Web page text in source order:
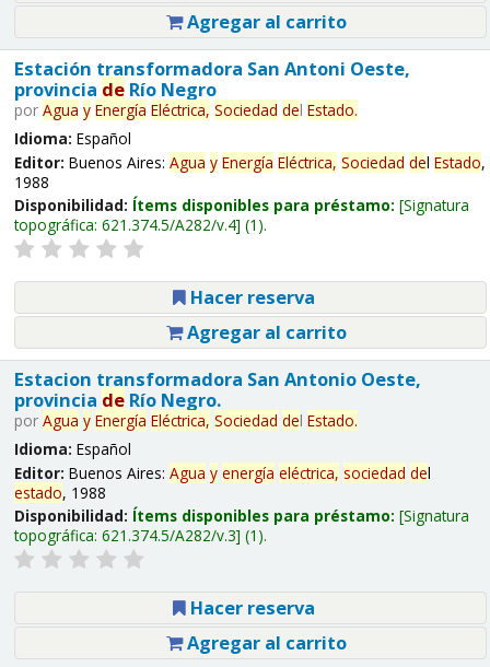
Agregar al carrito
Estación transformadora San Antoni Oeste,
provincia deRío Negro
por Agua y Energía Eléctrica, Sociedad del Estado.
Idioma: Español
Editor: Buenos Aires: Agua y Energía Eléctrica, Sociedad del Estado,
1988
Disponibilidad: Ítems disponibles para préstamo: Signatura
topográfica: 621.374.5/A282/v.4 (1).
Hacer reserva
Agregar al carrito
Estacion transformadora San Antonio Oeste,
provincia deRío Negro.
por Agua y Energía Eléctrica, Sociedad del Estado.
Idioma: Español
Editor: Buenos Aires: Agua y energía eléctrica, sociedad del
estado, 1988
Disponibilidad: Ítems disponibles para préstamo: Signatura
topográfica: 621.374.5/A282/v.3 (1).
Hacer reserva
Agregar al carrito